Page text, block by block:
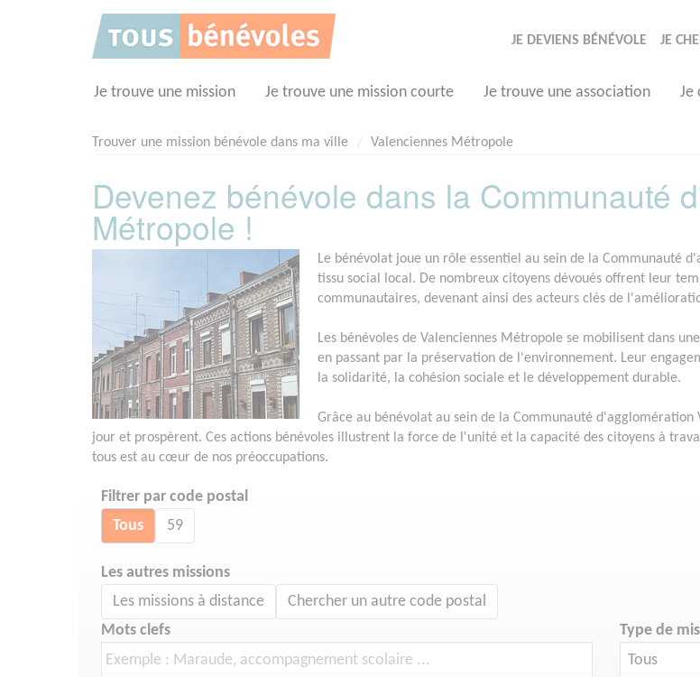
JE DEVIENS BÉNÉVOLE JE
Je trouve une mission Je trouve une mission courte Je trouve une association Je
Trouver une mission bénévole dans ma ville Valenciennes Métropole
Devenez bénévole dans la Communauté
Métropole !
Le bénévolat joue un rôle essentiel au sein de la Communauté
tissu social local. De nombreux citoyens dévoués offrent leur
communautaires, devenant ainsi des acteurs clés de
Les bénévoles de Valenciennes Métropole se mobilisent dans
en passant par la préservation de l'environnement. Leur
la solidarité, la cohésion sociale et le développement durable.
Grâce au bénévolat au sein de la Communauté
jour et prospèrent. Ces actions bénévoles illustrent la force de l'unité et la capacité des citoyens à
tous est au cœur de nos préoccupations.
Filtrer par code postal
Tous 59
Les autres missions
Les missions à distance Chercher un autre code postal
Mots clefs Type de